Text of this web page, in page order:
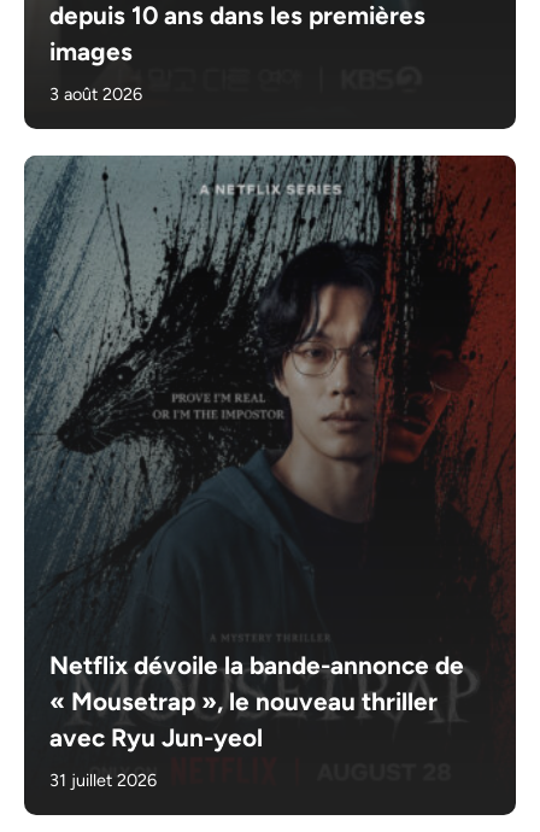
depuis 10 ans dans les premières
images
3 août 2026
Netflix dévoile la bande-annonce de
« Mousetrap », le nouveau thriller
avec Ryu Jun-yeol
31 juillet 2026